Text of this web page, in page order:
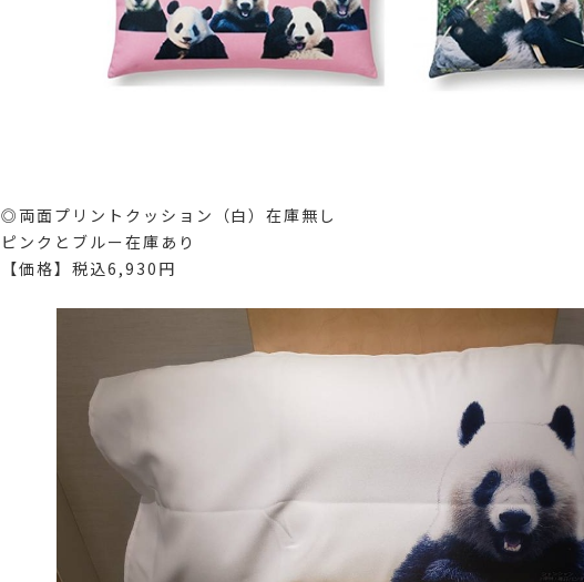
◎両面プリントクッション（白）在庫無し
ピンクとブルー在庫あり
【価格】税込6,930円